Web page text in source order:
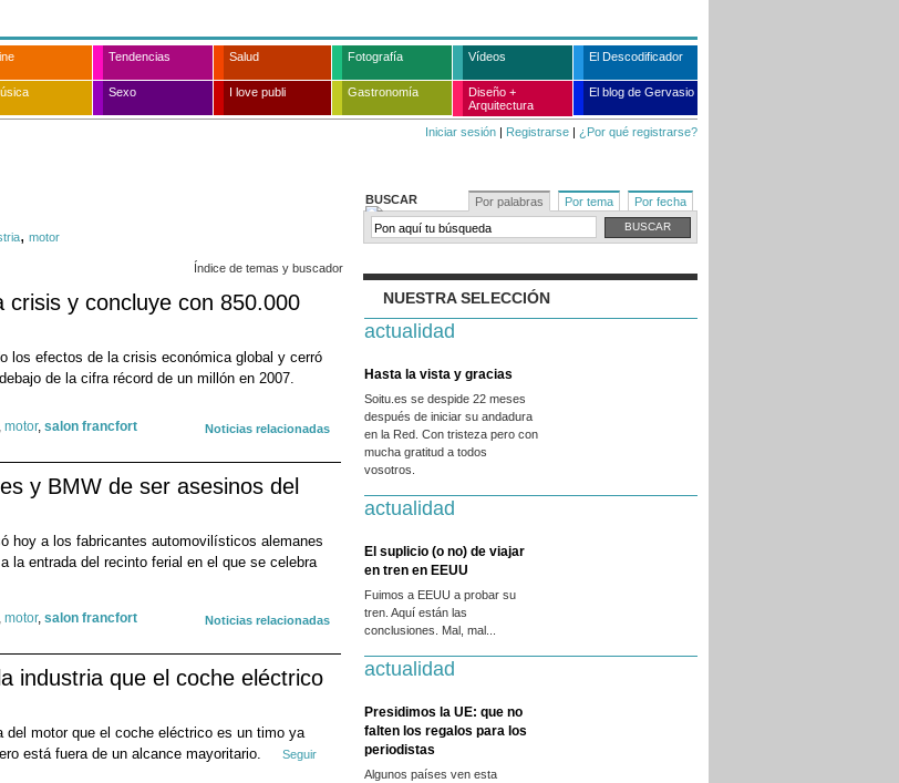
Tendencias Salud Fotografía Vídeos El Descodificador
Sexo I love publi Gastronomía
Diseño +
Arquitectura
El blog de Gervasio
Iniciar sesión | Registrarse | ¿Por qué registrarse?
BUSCAR Por palabras Por tema Por fecha
NUESTRA SELECCIÓN
actualidad
Hasta la vista y gracias
Soitu.es se despide 22 meses
después de iniciar su andadura
en la Red. Con tristeza pero con
mucha gratitud a todos
vosotros.
actualidad
El suplicio (o no) de viajar
en tren en EEUU
Fuimos a EEUU a probar su
tren. Aquí están las
conclusiones. Mal, mal...
actualidad
Presidimos la UE: que no
falten los regalos para los
periodistas
Algunos países ven esta
, motor
Índice de temas y buscador
crisis y concluye con 850.000
los efectos de la crisis económica global y cerró
de la cifra récord de un millón en 2007.
Noticias relacionadas
, motor, salon francfort
y BMW de ser asesinos del
hoy a los fabricantes automovilísticos alemanes
la entrada del recinto ferial en el que se celebra
Noticias relacionadas
, motor, salon francfort
industria que el coche eléctrico
del motor que el coche eléctrico es un timo ya
está fuera de un alcance mayoritario.
Seguir